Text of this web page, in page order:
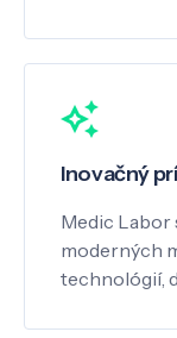
Inovačný
Medic Labor
moderných
technológií,